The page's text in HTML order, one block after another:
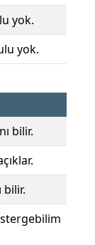
yok.
yok.
bilir.
bilir.